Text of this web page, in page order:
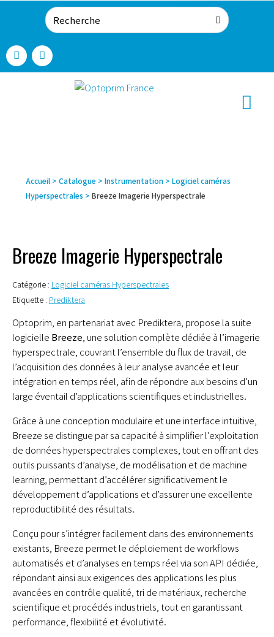
Accueil> Catalogue> Instrumentation> Logiciel caméras
Hyperspectrales > Breeze Imagerie Hyperspectrale
Breeze Imagerie Hyperspectrale
Catégorie : Logiciel caméras Hyperspectrales
Etiquette : Prediktera
Optoprim, en partenariat avec Prediktera, propose la suite
logicielle Breeze , une solution complète dédiée à l’imagerie
hyperspectrale, couvrant l’ensemble du flux de travail, de
l’acquisition des données à leur analyse avancée et leur
intégration en temps réel, afin de répondre aux besoins d’un
large éventail d’applications scientifiques et industrielles.
Grâce à une conception modulaire et une interface intuitive,
Breeze se distingue par sa capacité à simplifier l’exploitation
de données hyperspectrales complexes, tout en offrant des
outils puissants d’analyse, de modélisation et de machine
learning, permettant d’accélérer significativement le
développement d’applications et d’assurer une excellente
reproductibilité des résultats.
Conçu pour s’intégrer facilement dans des environnements
existants, Breeze permet le déploiement de workflows
automatisés et d’analyses en temps réel via son API dédiée,
répondant ainsi aux exigences des applications les plus
avancées en contrôle qualité, tri de matériaux, recherche
scientifique et procédés industriels, tout en garantissant
performance, flexibilité et évolutivité.